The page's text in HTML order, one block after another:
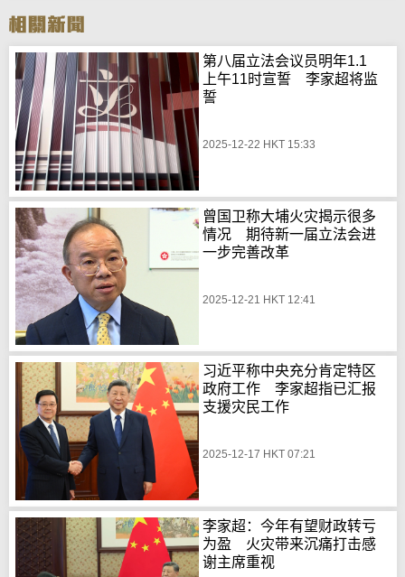
第八届立法会议员明年1.1
上午11时宣誓 李家超将监
誓
2025-12-22 HKT 15:33
曾国卫称大埔火灾揭示很多
情况 期待新一届立法会进
一步完善改革
2025-12-21 HKT 12:41
习近平称中央充分肯定特区
政府工作 李家超指已汇报
支援灾民工作
2025-12-17 HKT 07:21
李家超：今年有望财政转亏
为盈 火灾带来沉痛打击感
谢主席重视